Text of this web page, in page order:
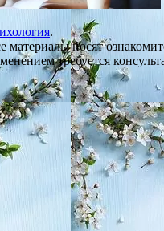
.
материалы носят
требуется